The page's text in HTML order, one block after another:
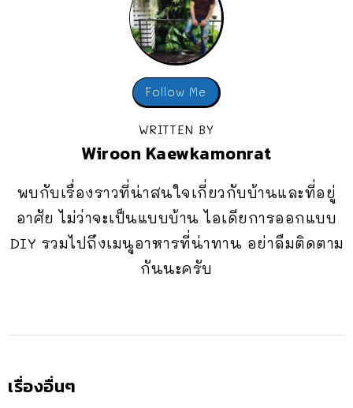
Follow Me
WRITTEN BY
Wiroon Kaewkamonrat
พบกับเรื่องราวที่น่าสนใจเกี่ยวกับบ้านและที่อยู่
อาศัย ไม่ว่าจะเป็นแบบบ้าน ไอเดียการออกแบบ
DIY รวมไปถึงเมนูอาหารที่น่าทาน อย่าลืมติดตาม
กันนะครับ
เรื่องอื่นๆ